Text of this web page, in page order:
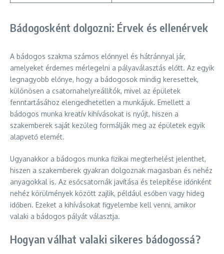
Bádogosként dolgozni: Érvek és ellenérvek
A bádogos szakma számos előnnyel és hátránnyal jár,
amelyeket érdemes mérlegelni a pályaválasztás előtt. Az egyik
legnagyobb előnye, hogy a bádogosok mindig keresettek,
különösen a csatornahelyreállítók, mivel az épületek
fenntartásához elengedhetetlen a munkájuk. Emellett a
bádogos munka kreatív kihívásokat is nyújt, hiszen a
szakemberek saját kezűleg formálják meg az épületek egyik
alapvető elemét.
Ugyanakkor a bádogos munka fizikai megterhelést jelenthet,
hiszen a szakemberek gyakran dolgoznak magasban és nehéz
anyagokkal is. Az esőcsatornák javítása és telepítése időnként
nehéz körülmények között zajlik, például esőben vagy hideg
időben. Ezeket a kihívásokat figyelembe kell venni, amikor
valaki a bádogos pályát választja.
Hogyan válhat valaki sikeres bádogossá?